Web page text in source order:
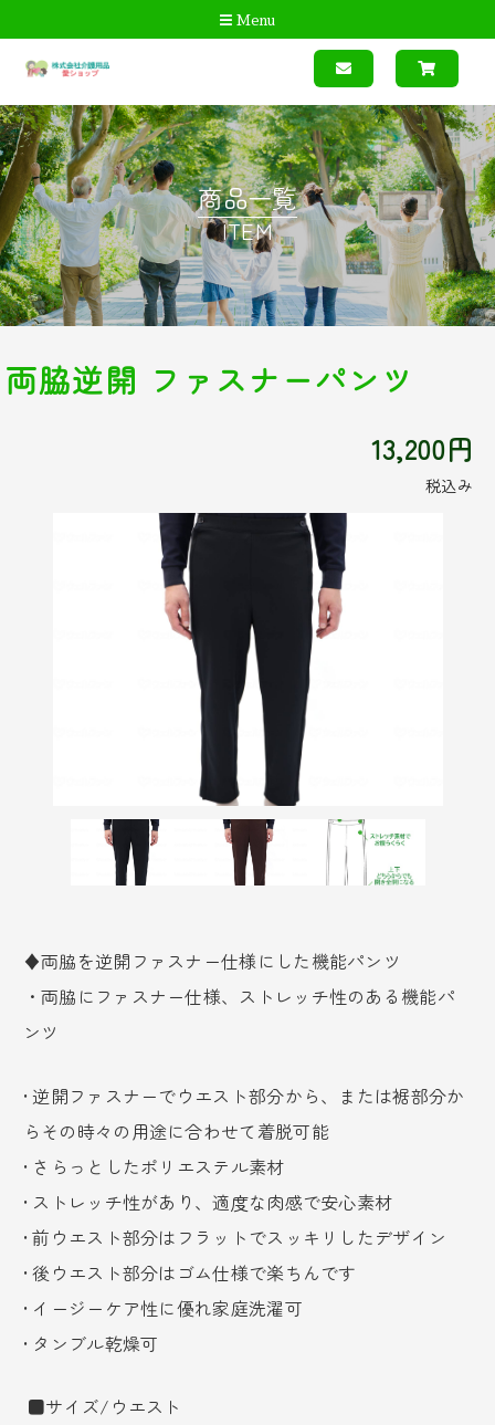
Menu
商品一覧
ITEM
両脇逆開 ファスナーパンツ
13,200円
税込み
♦両脇を逆開ファスナー仕様にした機能パンツ
・両脇にファスナー仕様、ストレッチ性のある機能パ
ンツ
• 逆開ファスナーでウエスト部分から、または裾部分か
らその時々の用途に合わせて着脱可能
• さらっとしたポリエステル素材
• ストレッチ性があり、適度な肉感で安心素材
• 前ウエスト部分はフラットでスッキリしたデザイン
• 後ウエスト部分はゴム仕様で楽ちんです
• イージーケア性に優れ家庭洗濯可
• タンブル乾燥可
■サイズ/ウエスト